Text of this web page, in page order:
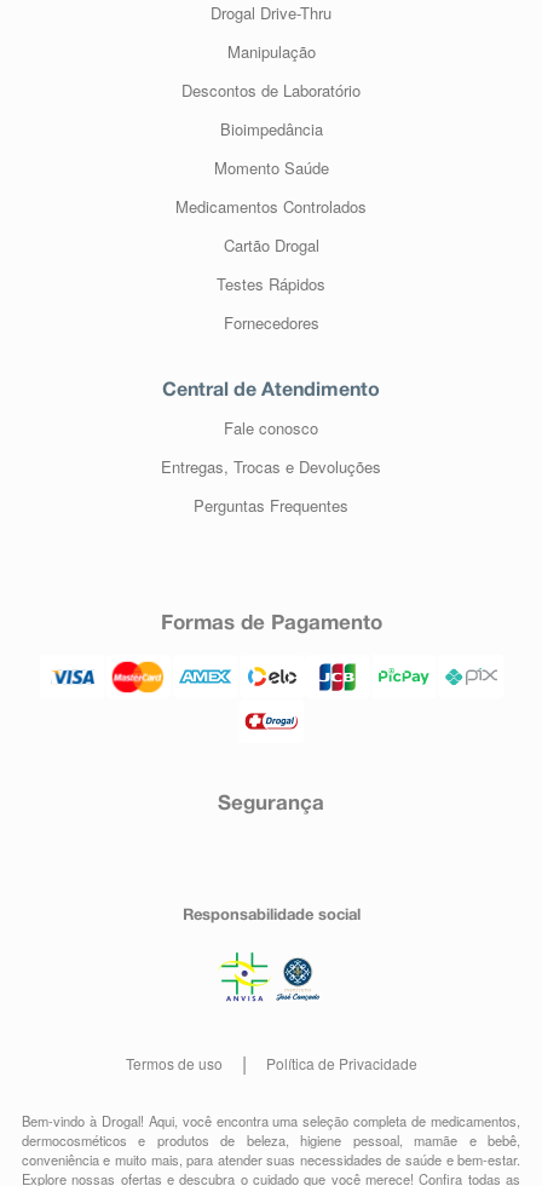
Drogal Drive-Thru
Manipulação
Descontos de Laboratório
Bioimpedância
Momento Saúde
Medicamentos Controlados
Cartão Drogal
Testes Rápidos
Fornecedores
Central de Atendimento
Fale conosco
Entregas, Trocas e Devoluções
Perguntas Frequentes
Formas de Pagamento
Segurança
Responsabilidade social
Termos de uso Política de Privacidade
Bem-vindo à Drogal! Aqui, você encontra uma seleção completa demedicamentos
dermocosméticos e produtos de beleza,higiene pessoal,mamãe e bebê
conveniênciae muito mais, para atender suas necessidades de saúde e bem-estar.
Explore nossas ofertas e descubra o cuidado que você merece!Confira todas as